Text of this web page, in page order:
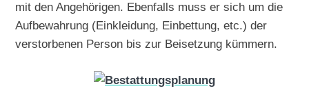
mit den Angehörigen. Ebenfalls muss er sich um die
Aufbewahrung (Einkleidung, Einbettung, etc.) der
verstorbenen Person bis zur Beisetzung kümmern.